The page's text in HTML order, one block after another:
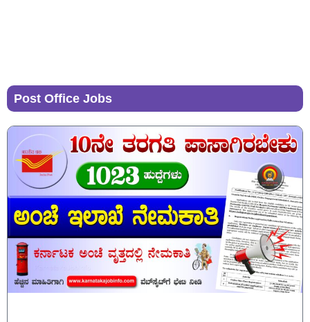
Post Office Jobs